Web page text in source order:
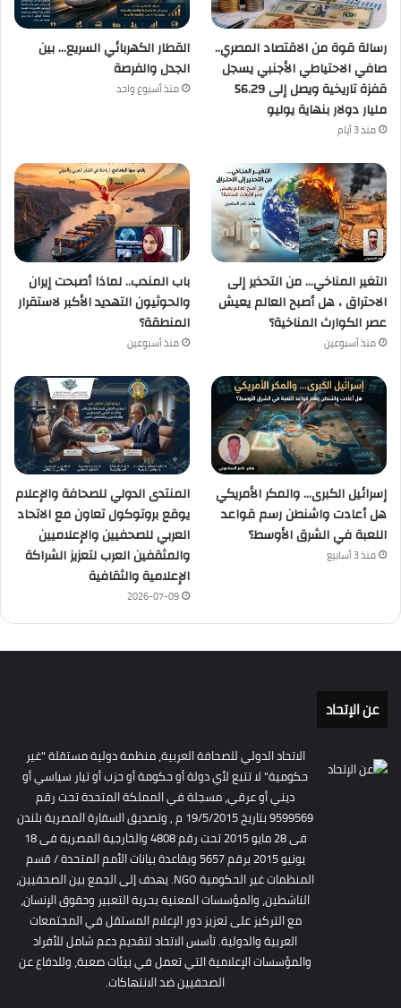
رسالة قوة من الاقتصاد المصري..
صافي الاحتياطي الأجنبي يسجل
قفزة تاريخية ويصل إلى 56.29
مليار دولار بنهاية يوليو
منذ 3 أيام
القطار الكهربائي السريع… بين
الجدل والفرصة
منذ أسبوع واحد
التغير المناخي… من التحذير إلى
الاحتراق ، هل أصبح العالم يعيش
عصر الكوارث المناخية؟
منذ أسبوعين
باب المندب.. لماذا أصبحت إيران
والحوثيون التهديد الأكبر لاستقرار
المنطقة؟
منذ أسبوعين
إسرائيل الكبرى… والمكر الأمريكي
هل أعادت واشنطن رسم قواعد
اللعبة في الشرق الأوسط؟
منذ 3 أسابيع
المنتدى الدولي للصحافة والإعلام
يوقع بروتوكول تعاون مع الاتحاد
العربي للصحفيين والإعلاميين
والمثقفين العرب لتعزيز الشراكة
الإعلامية والثقافية
2026-07-09
عن الإتحاد
الاتحاد الدولي للصحافة العربية، منظمة دولية مستقلة "غير
حكومية" لا تتبع لأي دولة أو حكومة أو حزب أو تيار سياسي أو
ديني أو عرقي، مسجلة في المملكة المتحدة تحت رقم
9599569 بتاريخ 19/5/2015 م , وتصديق السفارة المصرية بلندن
فى 28 مايو 2015 تحت رقم 4808 والخارجية المصرية فى 18
يونيو 2015 برقم 5657 وبقاعدة بيانات الأمم المتحدة / قسم
المنظمات غير الحكومية NGO. يهدف إلى الجمع بين الصحفيين،
الناشطين، والمؤسسات المعنية بحرية التعبير وحقوق الإنسان،
مع التركيز على تعزيز دور الإعلام المستقل في المجتمعات
العربية والدولية. تأسس الاتحاد لتقديم دعم شامل للأفراد
والمؤسسات الإعلامية التي تعمل في بيئات صعبة، وللدفاع عن
الصحفيين ضد الانتهاكات.